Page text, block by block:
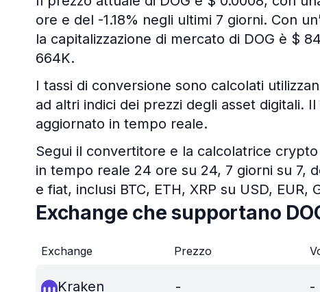
ore e del -1.18% negli ultimi 7 giorni. Con
la capitalizzazione di mercato di DOG è $
664K.
I tassi di conversione sono calcolati
ad altri indici dei prezzi degli asset digitali.
aggiornato in tempo reale.
Segui il convertitore e la calcolatrice
in tempo reale 24 ore su 24, 7 giorni su 7,
e fiat, inclusi BTC, ETH, XRP su USD, EUR,
Exchange che supportano
Exchange Prezzo
Kraken - -